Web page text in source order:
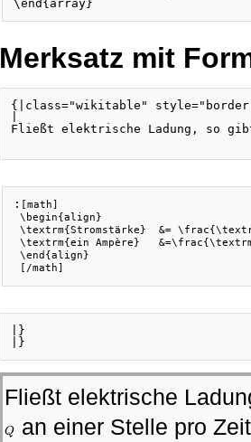
Merksatz mit
{|class="wikitable"
Fließt elektrische Ladung, so
: [math]
\begin{align}
\textrm{Stromstärke}  &=
\textrm{ein Ampère}
\end{align}
[/math]
|}
|}
Fließt elektrische
Q
Q
an einer Stelle pro